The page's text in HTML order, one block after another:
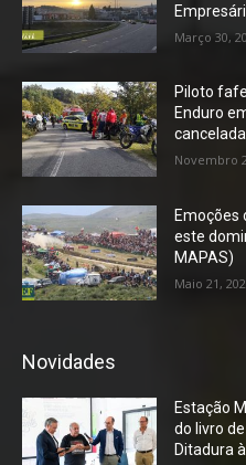
Março 30,
Piloto
Enduro
Novembro
Emoções
este
MAPAS)
Maio 21,
Novidades
Estação
do livro
Ditadura